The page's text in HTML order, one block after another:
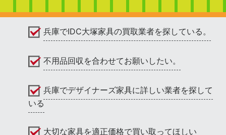
兵庫でIDC大塚家具の買取業者を探している。
不用品回収を合わせてお願いしたい。
兵庫でデザイナーズ家具に詳しい業者を探して
いる
大切な家具を適正価格で買い取ってほしい